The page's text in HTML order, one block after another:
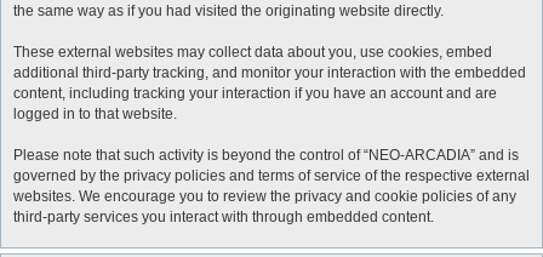
the same way as if you had visited the originating website directly.
These external websites may collect data about you, use cookies, embed
additional third-party tracking, and monitor your interaction with the embedded
content, including tracking your interaction if you have an account and are
logged in to that website.
Please note that such activity is beyond the control of “NEO-ARCADIA” and is
governed by the privacy policies and terms of service of the respective external
websites. We encourage you to review the privacy and cookie policies of any
third-party services you interact with through embedded content.